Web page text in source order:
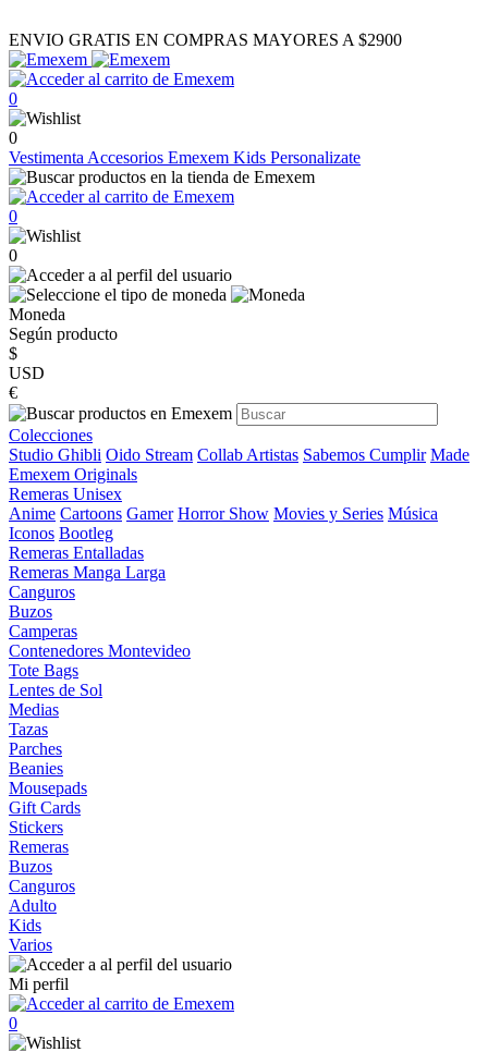
ENVIO GRATIS EN COMPRAS MAYORES A $2900
0
0
Vestimenta Accesorios Emexem Kids Personalizate
0
0
Moneda
Según producto
$
USD
€
Colecciones
Studio Ghibli Oido Stream Collab Artistas Sabemos Cumplir Made
Emexem Originals
Remeras Unisex
Anime Cartoons Gamer Horror Show Movies y Series Música
Iconos Bootleg
Remeras Entalladas
Remeras Manga Larga
Canguros
Buzos
Camperas
Contenedores Montevideo
Tote Bags
Lentes de Sol
Medias
Tazas
Parches
Beanies
Mousepads
Gift Cards
Stickers
Remeras
Buzos
Canguros
Adulto
Kids
Varios
Mi perfil
0